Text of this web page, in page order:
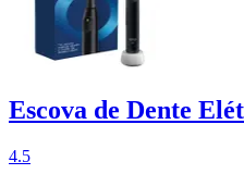
Escova de Dente
4.5